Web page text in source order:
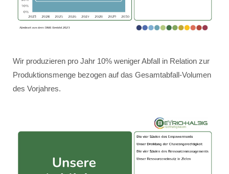
Wir produzieren pro Jahr 10% weniger Abfall in Relation zur
Produktionsmenge bezogen auf das Gesamtabfall-Volumen
des Vorjahres.